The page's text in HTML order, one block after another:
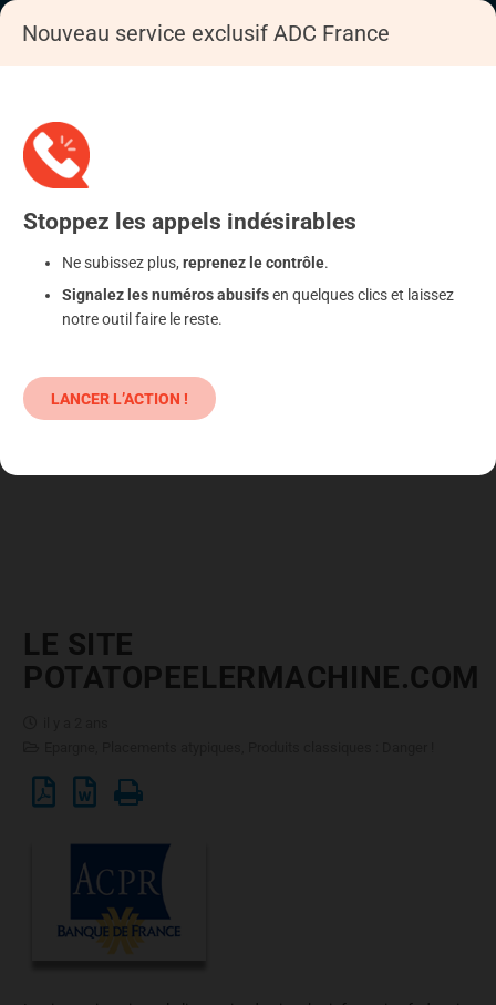
LE SITE
POTATOPEELERMACHINE.COM
Nouveau service exclusif ADC France
Stoppez les appels indésirables
Ne subissez plus, reprenez le contrôle.
Signalez les numéros abusifsen quelques clics et laissez
notre outil faire le reste.
LANCER L’ACTION !